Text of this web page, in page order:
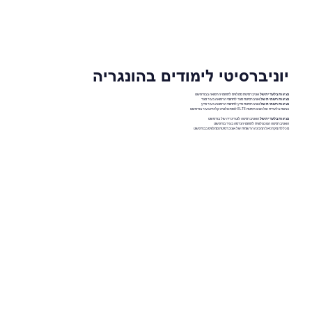
יוניברסיטי לימודים בהונגריה
נציגות בלעדית שלאוניברסיטת סמלוויס לתחומי הרפואה בבודפשט
נציגות רשמית שלאוניברסיטת סגד לתחומי הרפואה בעיר סגד
נציגות רשמית שלאוניברסיטת פייץ לתחומי הרפואה בעיר פייץ
נציגות בלעדית של אוניברסיטת ELTE לפסיכולוגיה קלינית בעיר בודפשט
נציגות בלעדית שלהאוניברסיטה לוטרינריה של בודפשט
האוניברסיטה הטכנולוגית לתחומי הנדסה בעיר בודפשט
מכללת מקדניאל המכינה הרשמית של אוניברסיטת סמלוויס בבודפשט